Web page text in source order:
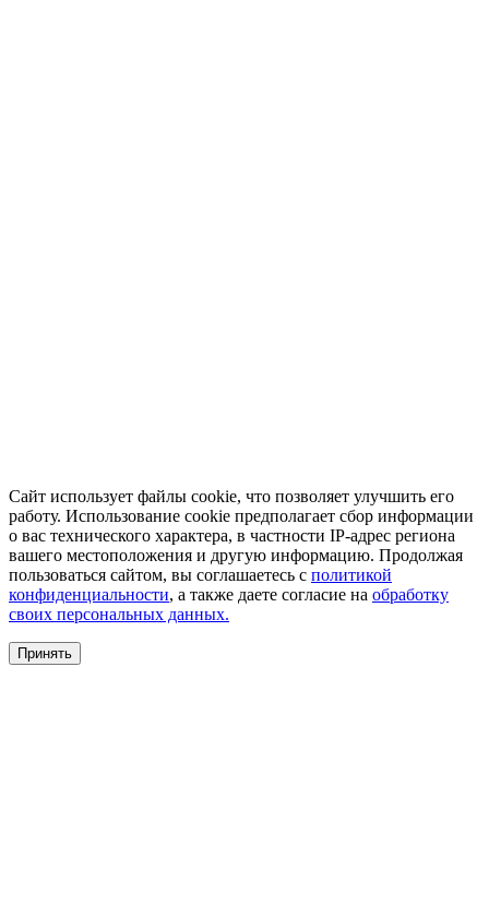
Сайт использует файлы cookie, что позволяет улучшить его
работу. Использование cookie предполагает сбор информации
о вас технического характера, в частности IP-адрес региона
вашего местоположения и другую информацию. Продолжая
пользоваться сайтом, вы соглашаетесь с политикой
конфиденциальности, а также даете согласие на обработку
своих персональных данных.
Принять